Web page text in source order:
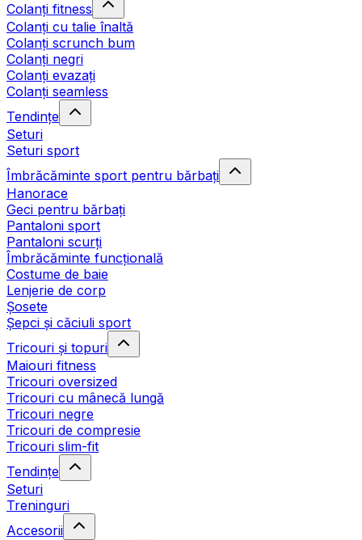
Colanți fitness
Colanți cu talie înaltă
Colanți scrunch bum
Colanți negri
Colanți evazați
Colanți seamless
Tendințe
Seturi
Seturi sport
Îmbrăcăminte sport pentru bărbați
Hanorace
Geci pentru bărbați
Pantaloni sport
Pantaloni scurți
Îmbrăcăminte funcțională
Costume de baie
Lenjerie de corp
Șosete
Șepci și căciuli sport
Tricouri și topuri
Maiouri fitness
Tricouri oversized
Tricouri cu mânecă lungă
Tricouri negre
Tricouri de compresie
Tricouri slim-fit
Tendințe
Seturi
Treninguri
Accesorii